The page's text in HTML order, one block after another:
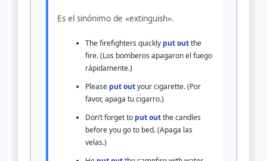
Es el sinónimo de «extinguish».
The firefighters quickly put outthe
fire. (Los bomberos apagaron el fuego
rápidamente.)
Please put outyour cigarette. (Por
favor, apaga tu cigarro.)
Don’t forget to put outthe candles
before you go to bed. (Apaga las
velas.)